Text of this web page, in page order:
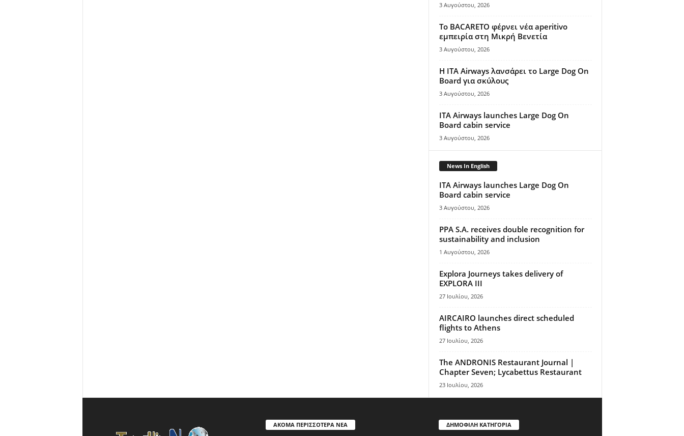
3 Αυγούστου, 2026
Το BACARETO φέρνει νέα aperitivo
εμπειρία στη Μικρή Βενετία
3 Αυγούστου, 2026
Η ITA Airways λανσάρει το Large Dog On
Board για σκύλους
3 Αυγούστου, 2026
ITA Airways launches Large Dog On
Board cabin service
3 Αυγούστου, 2026
News In English
ITA Airways launches Large Dog On
Board cabin service
3 Αυγούστου, 2026
PPA S.A. receives double recognition for
sustainability and inclusion
1 Αυγούστου, 2026
Explora Journeys takes delivery of
EXPLORA III
27 Ιουλίου, 2026
AIRCAIRO launches direct scheduled
flights to Athens
27 Ιουλίου, 2026
The ANDRONIS Restaurant Journal |
Chapter Seven; Lycabettus Restaurant
23 Ιουλίου, 2026
ΑΚΟΜΑ ΠΕΡΙΣΣΟΤΕΡΑ ΝΕΑ ΔΗΜΟΦΙΛΗ ΚΑΤΗΓΟΡΙΑ